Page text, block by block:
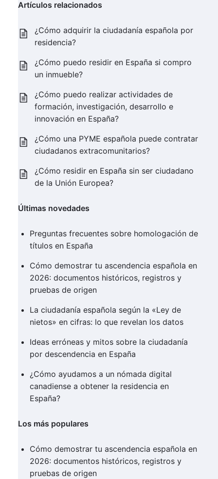
Artículos relacionados
¿Cómo adquirir la ciudadanía española por
residencia?
¿Cómo puedo residir en España si compro
un inmueble?
¿Cómo puedo realizar actividades de
formación, investigación, desarrollo e
innovación en España?
¿Cómo una PYME española puede contratar
ciudadanos extracomunitarios?
¿Cómo residir en España sin ser ciudadano
de la Unión Europea?
Últimas novedades
Preguntas frecuentes sobre homologación de
títulos en España
Cómo demostrar tu ascendencia española en
2026: documentos históricos, registros y
pruebas de origen
La ciudadanía española según la «Ley de
nietos» en cifras: lo que revelan los datos
Ideas erróneas y mitos sobre la ciudadanía
por descendencia en España
¿Cómo ayudamos a un nómada digital
canadiense a obtener la residencia en
España?
Los más populares
Cómo demostrar tu ascendencia española en
2026: documentos históricos, registros y
pruebas de origen